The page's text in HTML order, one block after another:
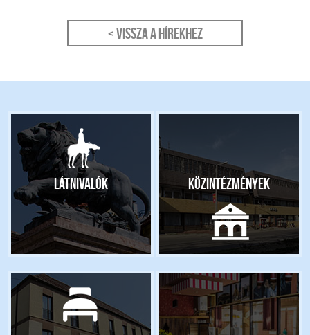
< Vissza a hírekhez
Látnivalók Közintézmények